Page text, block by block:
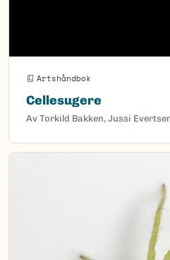
Artshåndbok
Cellesugere
Av Torkild Bakken, Jussi